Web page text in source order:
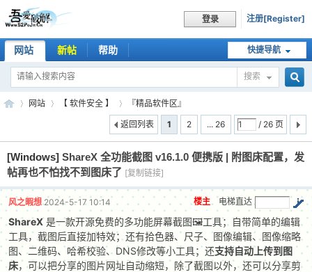
登录 注册[Register]
快捷导航
网站 新帖 帮助
搜索
索
吾 »
网站
›
【 软件安全 】
›
『精品软件区』
1
2 ... 26 / 26 页
返回列表
[Windows] ShareX 全功能截图 v16.1.0 便携版 | 附图床配置，发
帖再也不怕找不到图床了 [复制链接]
电梯直达
楼主
风之暇想 2024-5-17 10:14
ShareX是一款开源免费的多功能屏幕截图🖼️工具；自带简单的编辑
工具，截图后直接加特效；还有拾色器、尺子、图像编辑、图像缩略
图、二维码、哈希校验、DNS修改等小工具；还支持自动上传到图
床，可以把分享的图片网址自动缩短，除了截图以外，还可以分享剪